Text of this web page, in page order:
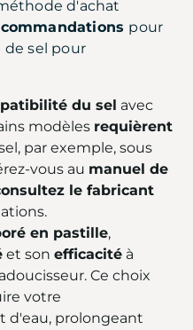
d'achat
pour
de sel pour
du sel avec
modèles requièrent
par exemple, sous
vous au manuel de
le fabricant
en pastille,
et sonefficacité à
Ce choix
votre
d'eau, prolongeant